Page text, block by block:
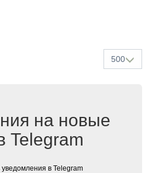
500
на новые
Telegram
уведомления в Telegram